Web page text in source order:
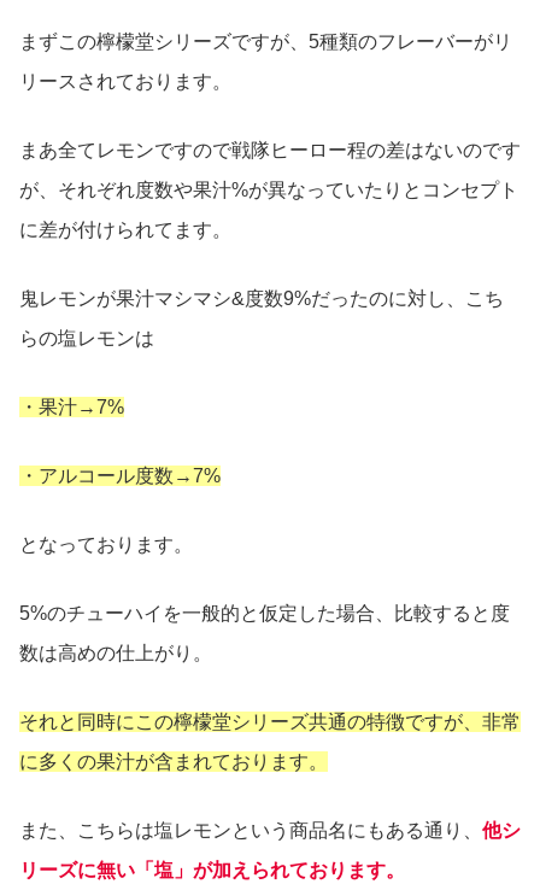
まずこの檸檬堂シリーズですが、5種類のフレーバーがリ
リースされております。
まあ全てレモンですので戦隊ヒーロー程の差はないのです
が、それぞれ度数や果汁%が異なっていたりとコンセプト
に差が付けられてます。
鬼レモンが果汁マシマシ&度数9%だったのに対し、こち
らの塩レモンは
・果汁→7%
・アルコール度数→7%
となっております。
5%のチューハイを一般的と仮定した場合、比較すると度
数は高めの仕上がり。
それと同時にこの檸檬堂シリーズ共通の特徴ですが、非常
に多くの果汁が含まれております。
また、こちらは塩レモンという商品名にもある通り、 他シ
リーズに無い「塩」が加えられております。